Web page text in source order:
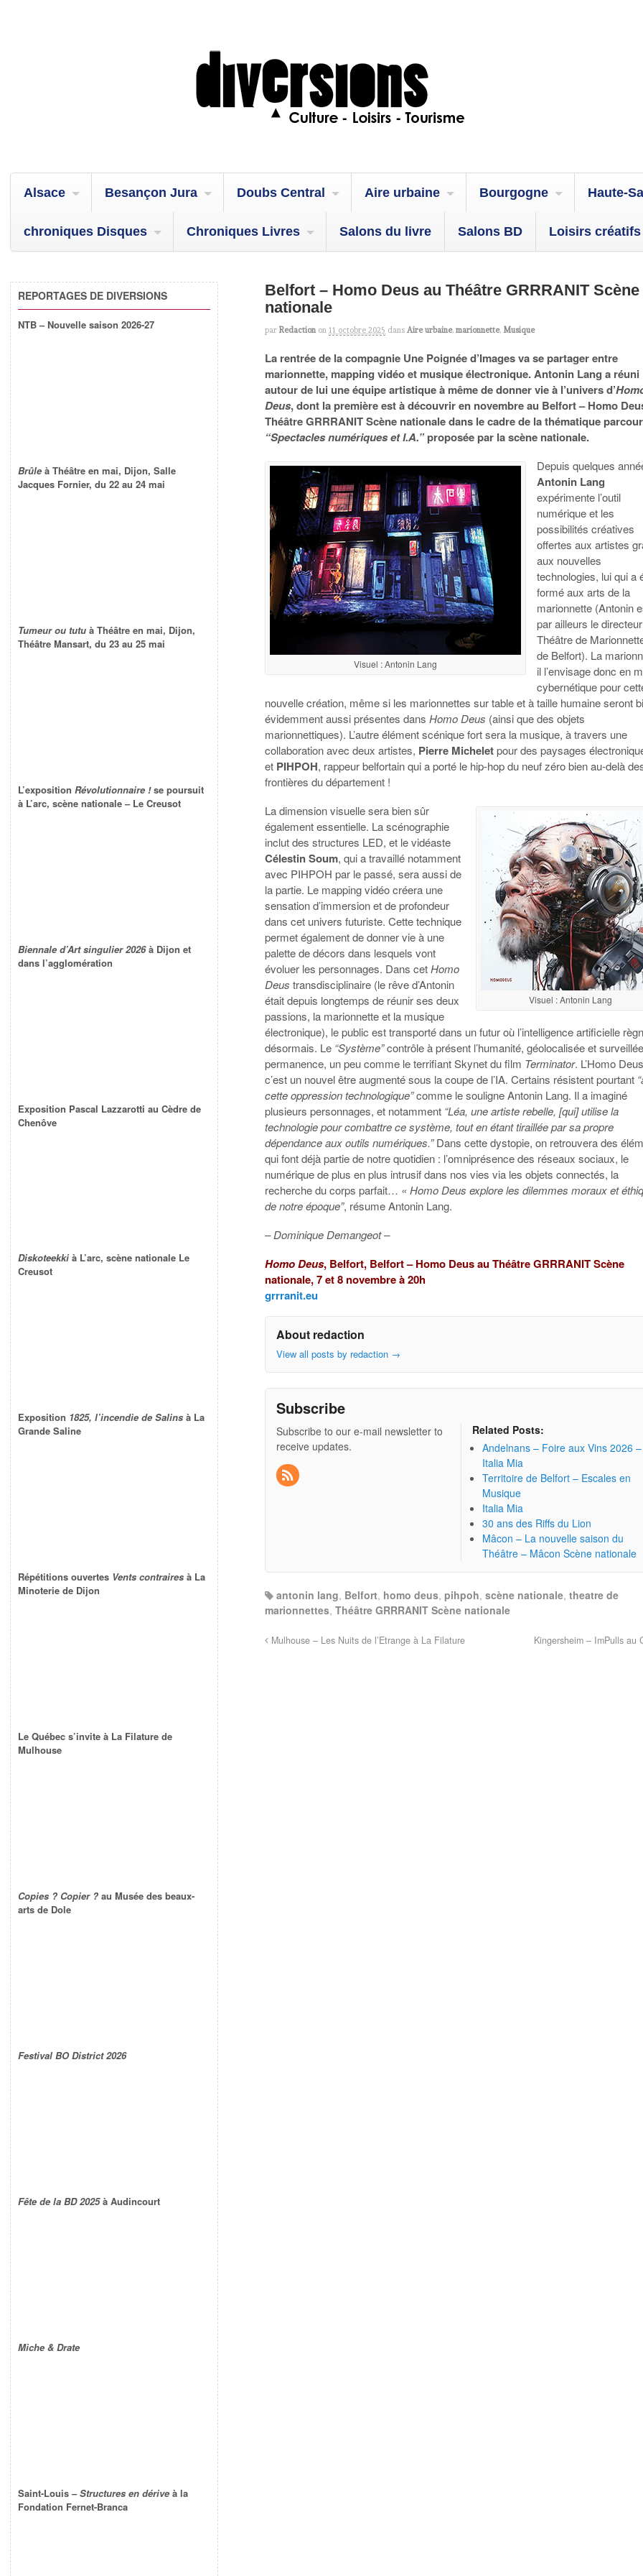
Alsace Besançon Jura Doubs Central Aire urbaine Bourgogne Haute-
chroniques Disques Chroniques Livres Salons du livre Salons BD Loisirs créatifs
Belfort – Homo Deus au Théâtre GRRRANIT Scène
nationale
par Redaction on 11 octobre 2025 dans Aire urbaine,marionnette,Musique
La rentrée de la compagnie Une Poignée d’Images va se partager entre
marionnette, mapping vidéo et musique électronique. Antonin Lang a réuni
autour de lui une équipe artistique à même de donner vie à l’univers d’
Deus, dont la première est à découvrir en novembre au Belfort – Homo
Théâtre GRRRANIT Scène nationale dans le cadre de la thématique
“Spectacles numériques et I.A.”proposée par la scène nationale.
Visuel : Antonin Lang
Depuis quelques
Antonin Lang
expérimente l’outil
numérique et les
possibilités créatives
offertes aux artistes
aux nouvelles
technologies, lui qui a
formé aux arts de la
marionnette (Antonin
par ailleurs le
Théâtre de
de Belfort). La
il l’envisage donc en
cybernétique pour
nouvelle création, même si les marionnettes sur table et à taille humaine seront
évidemment aussi présentes dansHomo Deus (ainsi que des objets
marionnettiques). L’autre élément scénique fort sera la musique, à travers une
collaboration avec deux artistes, Pierre Micheletpour des paysages
et PIHPOH, rappeur belfortain qui a porté le hip-hop du neuf zéro bien au-delà
frontières du département !
Visuel : Antonin Lang
La dimension visuelle sera bien sûr
également essentielle. La scénographie
inclut des structures LED, et le vidéaste
Célestin Soum, qui a travaillé notamment
avec PIHPOH par le passé, sera aussi de
la partie. Le mapping vidéo créera une
sensation d’immersion et de profondeur
dans cet univers futuriste. Cette technique
permet également de donner vie à une
palette de décors dans lesquels vont
évoluer les personnages. Dans cetHomo
Deus transdisciplinaire (le rêve d’Antonin
était depuis longtemps de réunir ses deux
passions, la marionnette et la musique
électronique), le public est transporté dans un futur où l’intelligence artificielle
désormais. Le “Système”contrôle à présent l’humanité, géolocalisée et
permanence, un peu comme le terrifiant Skynet du film Terminator. L’Homo
c’est un nouvel être augmenté sous la coupe de l’IA. Certains résistent pourtant
cette oppression technologique”comme le souligne Antonin Lang. Il a imaginé
plusieurs personnages, et notamment “Léa, une artiste rebelle, [qui] utilise la
technologie pour combattre ce système, tout en étant tiraillée par sa propre
dépendance aux outils numériques.”Dans cette dystopie, on retrouvera des
qui font déjà partie de notre quotidien : l’omniprésence des réseaux sociaux, le
numérique de plus en plus intrusif dans nos vies via les objets connectés, la
recherche du corps parfait… « Homo Deus explore les dilemmes moraux et
de notre époque”, résume Antonin Lang.
– Dominique Demangeot –
Homo Deus, Belfort, Belfort – Homo Deus au Théâtre GRRRANIT Scène
nationale, 7 et 8 novembre à 20h
grrranit.eu
About redaction
View all posts by redaction →
Subscribe
Subscribe to our e-mail newsletter to
receive updates.
Related Posts:
Andelnans – Foire aux Vins 2026 –
Italia Mia
Territoire de Belfort – Escales en
Musique
Italia Mia
30 ans des Riffs du Lion
Mâcon – La nouvelle saison du
Théâtre – Mâcon Scène nationale
antonin lang, Belfort, homo deus,pihpoh,scène nationale,theatre de
marionnettes,Théâtre GRRRANIT Scène nationale
Mulhouse – Les Nuits de l’Etrange à La Filature Kingersheim – ImPulls au
REPORTAGES DE DIVERSIONS
NTB – Nouvelle saison 2026-27
Brûle à Théâtre en mai, Dijon, Salle
Jacques Fornier, du 22 au 24 mai
Tumeur ou tutu à Théâtre en mai, Dijon,
Théâtre Mansart, du 23 au 25 mai
L’exposition Révolutionnaire !se poursuit
à L’arc, scène nationale – Le Creusot
Biennale d’Art singulier 2026à Dijon et
dans l’agglomération
Exposition Pascal Lazzarotti au Cèdre de
Chenôve
Diskoteekki à L’arc, scène nationale Le
Creusot
Exposition 1825, l’incendie de Salins à La
Grande Saline
Répétitions ouvertes Vents contraires à La
Minoterie de Dijon
Le Québec s’invite à La Filature de
Mulhouse
Copies ? Copier ? au Musée des beaux-
arts de Dole
Festival BO District 2026
Fête de la BD 2025à Audincourt
Miche & Drate
Saint-Louis –Structures en dérive à la
Fondation Fernet-Branca